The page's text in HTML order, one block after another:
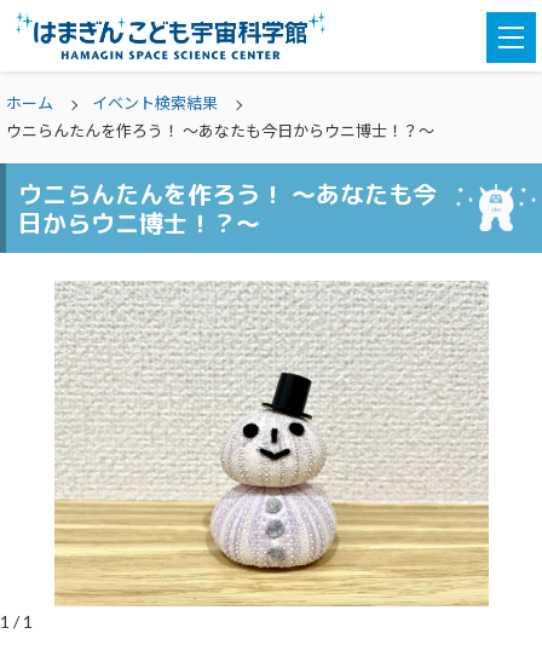
ホーム
イベント検索結果
ウニらんたんを作ろう！ ～あなたも今日からウニ博士！？～
ウニらんたんを作ろう！ ～あなたも今
日からウニ博士！？～
1 /1